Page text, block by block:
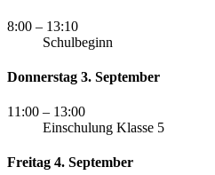
8:00 – 13:10
Schulbeginn
Donnerstag 3. September
11:00 – 13:00
Einschulung Klasse 5
Freitag 4. September